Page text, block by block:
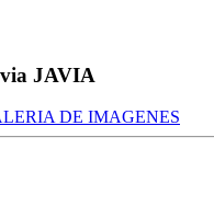
JAVIA
DE IMAGENES